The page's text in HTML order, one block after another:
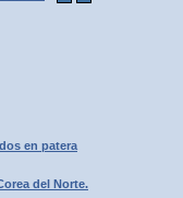
en patera
del Norte.